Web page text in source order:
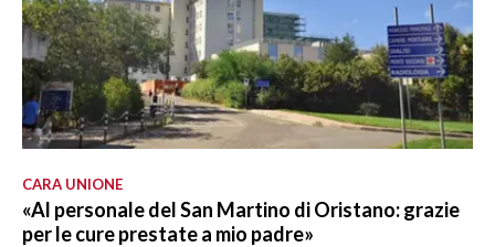
CARA UNIONE
«Al personale del San Martino di Oristano: grazie
per le cure prestate a mio padre»